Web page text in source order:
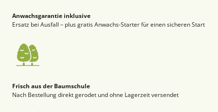
Anwachsgarantie inklusive
Ersatz bei Ausfall – plus gratis Anwachs-Starter für einen sicheren Start
Frisch aus der Baumschule
Nach Bestellung direkt gerodet und ohne Lagerzeit versendet